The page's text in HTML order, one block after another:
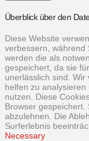
Überblick über den
Diese Website
verbessern, während
werden die als
gespeichert, da sie
unerlässlich sind.
helfen zu
nutzen. Diese
Browser gespeichert.
abzulehnen. Die
Surferlebnis
Necessary